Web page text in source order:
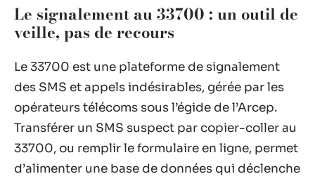
Le signalement au 33700 : un outil de
veille, pas de recours
Le 33700 est une plateforme de signalement
des SMS et appels indésirables, gérée par les
opérateurs télécoms sous l’égide de l’Arcep.
Transférer un SMS suspect par copier-coller au
33700, ou remplir le formulaire en ligne, permet
d’alimenter une base de données qui déclenche